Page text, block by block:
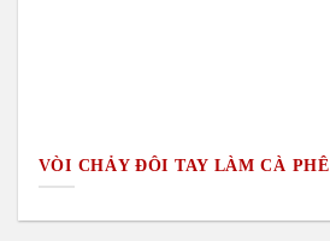
VÒI CHẢY ĐÔI TAY LÀM CÀ PHÊ